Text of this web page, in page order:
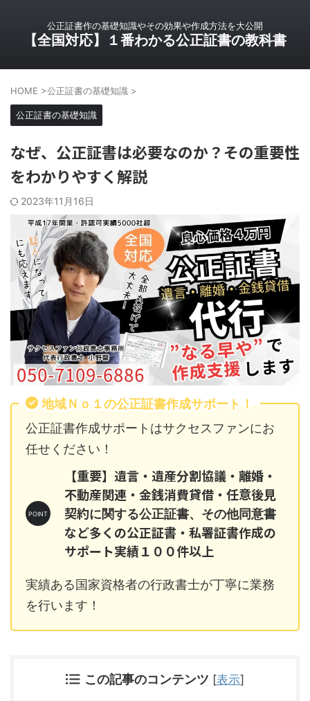
公正証書作の基礎知識やその効果や作成方法を大公開
【全国対応】１番わかる公正証書の教科書
HOME >公正証書の基礎知識 >
公正証書の基礎知識
なぜ、公正証書は必要なのか？その重要性
をわかりやすく解説
2023年11月16日
地域Ｎｏ１の公正証書作成サポート！
公正証書作成サポートはサクセスファンにお
任せください！
【重要】遺言・遺産分割協議・離婚・
不動産関連・金銭消費貸借・任意後見
契約に関する公正証書、その他同意書
など多くの公正証書・私署証書作成の
サポート実績１００件以上
実績ある国家資格者の行政書士が丁寧に業務
を行います！
この記事のコンテンツ [表示]